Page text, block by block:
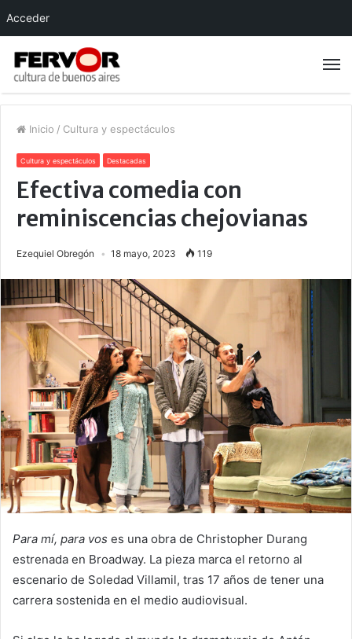
Inicio / Cultura y espectáculos
Cultura y espectáculos Destacadas
Efectiva comedia con
reminiscencias chejovianas
Ezequiel Obregón 18 mayo, 2023 119
Para mí, para vos es una obra de Christopher Durang
estrenada en Broadway. La pieza marca el retorno al
escenario de Soledad Villamil, tras 17 años de tener una
carrera sostenida en el medio audiovisual.
Acceder